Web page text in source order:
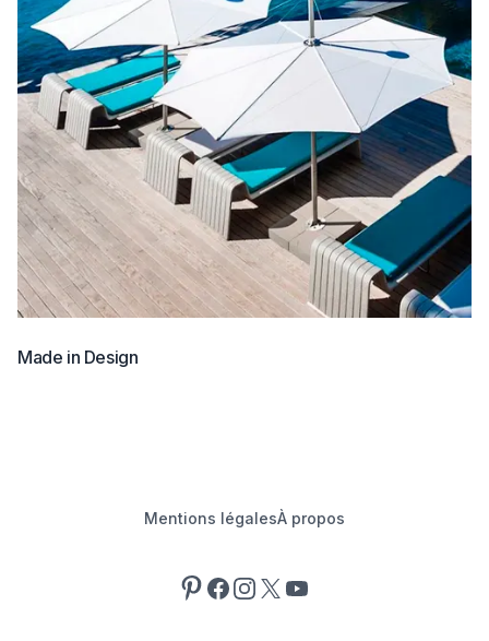
Made in Design
Mentions légalesÀ propos
Pinterest
Facebook
Instagram
X YouTube